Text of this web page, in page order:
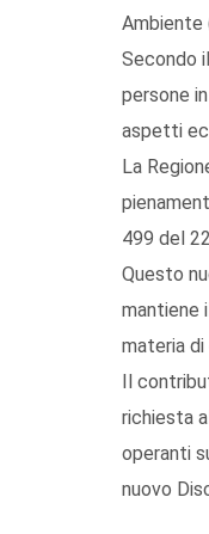
Ambiente
Secondo
persone
aspetti
La
499 del
Questo
mantiene
materia
Il
richiesta
operanti
nuovo